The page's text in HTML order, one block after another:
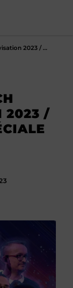
2023 / ...
2023 /